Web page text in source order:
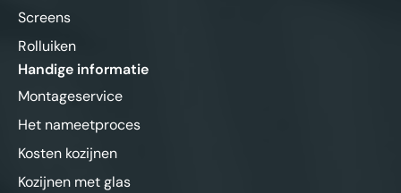
Screens
Rolluiken
Handige informatie
Montageservice
Het nameetproces
Kosten kozijnen
Kozijnen met glas